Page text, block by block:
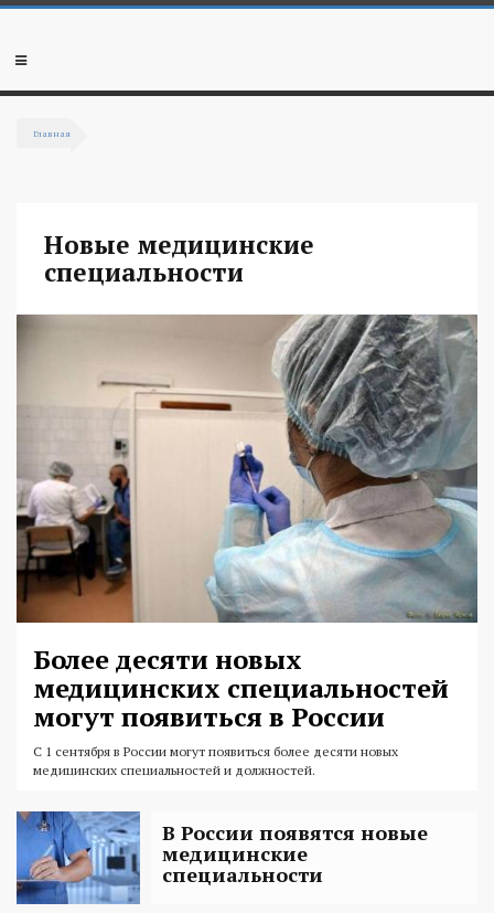
Перейти к основному содержанию
Мобильное
Главная
Новые медицинские
специальности
Более десяти новых
медицинских специальностей
могут появиться в России
С 1 сентября в России могут появиться более десяти новых
медицинских специальностей и должностей.
В России появятся новые
медицинские
специальности